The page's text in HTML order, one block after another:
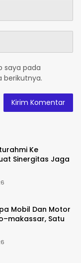
saya pada
berikutnya.
Ke
Sinergitas Jaga
Mobil Dan Motor
Satu